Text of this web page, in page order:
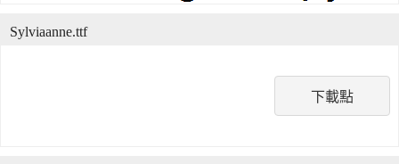
下載點
Sylviaanne.ttf